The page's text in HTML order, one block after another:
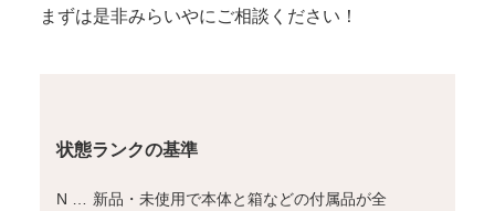
まずは是非みらいやにご相談ください！
状態ランクの基準
N …
新品・未使用で本体と箱などの付属品が全